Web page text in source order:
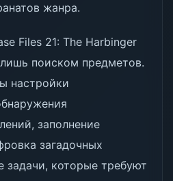
жанра.
Files 21: The Harbinger
поиском предметов.
настройки
заполнение
загадочных
задачи, которые требуют